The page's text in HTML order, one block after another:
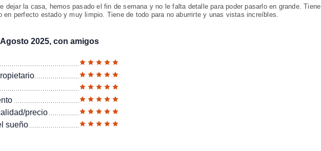
dejar la casa, hemos pasado el fin de semana y no le falta detalle para poder pasarlo en grande. Tiene
en perfecto estado y muy limpio. Tiene de todo para no aburrirte y unas vistas increíbles.
Agosto 2025, con amigos
precio
sueño